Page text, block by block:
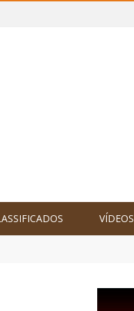
VÍDEOS
Escritores, na Colômbia